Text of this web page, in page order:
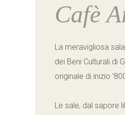
Cafè
La meravigliosa
dei Beni Culturali di
originale di inizio
Le sale, dal sapore